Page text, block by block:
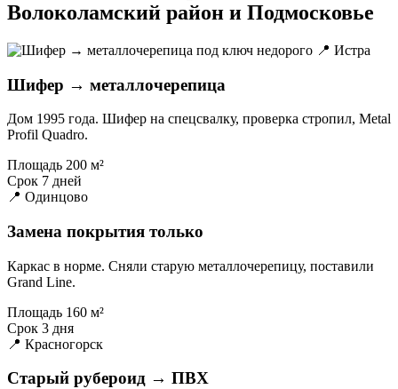
Волоколамский район и Подмосковье
📍 Истра
Шифер → металлочерепица
Дом 1995 года. Шифер на спецсвалку, проверка стропил, Metal
Profil Quadro.
Площадь 200 м²
Срок 7 дней
📍 Одинцово
Замена покрытия только
Каркас в норме. Сняли старую металлочерепицу, поставили
Grand Line.
Площадь 160 м²
Срок 3 дня
📍 Красногорск
Старый рубероид → ПВХ